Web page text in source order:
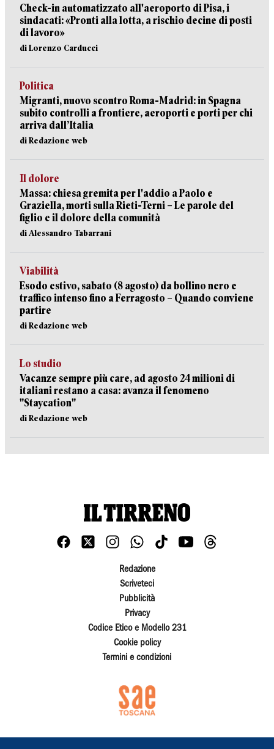
Check-in automatizzato all'aeroporto di Pisa, i
sindacati: «Pronti alla lotta, a rischio decine di posti
di lavoro»
di Lorenzo Carducci
Politica
Migranti, nuovo scontro Roma-Madrid: in Spagna
subito controlli a frontiere, aeroporti e porti per chi
arriva dall’Italia
di Redazione web
Il dolore
Massa: chiesa gremita per l'addio a Paolo e
Graziella, morti sulla Rieti-Terni – Le parole del
figlio e il dolore della comunità
di Alessandro Tabarrani
Viabilità
Esodo estivo, sabato (8 agosto) da bollino nero e
traffico intenso fino a Ferragosto – Quando conviene
partire
di Redazione web
Lo studio
Vacanze sempre più care, ad agosto 24 milioni di
italiani restano a casa: avanza il fenomeno
"Staycation"
di Redazione web
Redazione
Scriveteci
Pubblicità
Privacy
Codice Etico e Modello 231
Cookie policy
Termini e condizioni